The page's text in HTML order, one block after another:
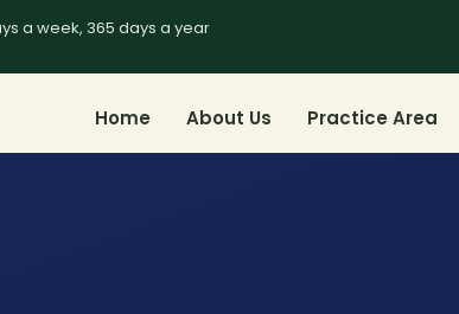
a week, 365 days a year
Home About Us Practice Area